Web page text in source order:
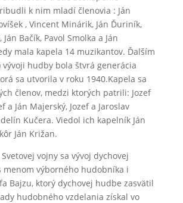
k nim mladí členovia : Ján
, Vincent Minárik, Ján Ďuriník,
Bačík, Pavol Smolka a Ján
mala kapela 14 muzikantov. Ďalším
vývoji hudby bola štvrá generácia
sa utvorila v roku 1940.Kapela sa
členov, medzi ktorých patrili: Jozef
a Ján Majerský, Jozef a Jaroslav
Kučera. Viedol ich kapelník Ján
Ján Križan.
vojny sa vývoj dychovej
menom výborného hudobníka i
Bajzu, ktorý dychovej hudbe zasvätil
hudobného vzdelania získal vo